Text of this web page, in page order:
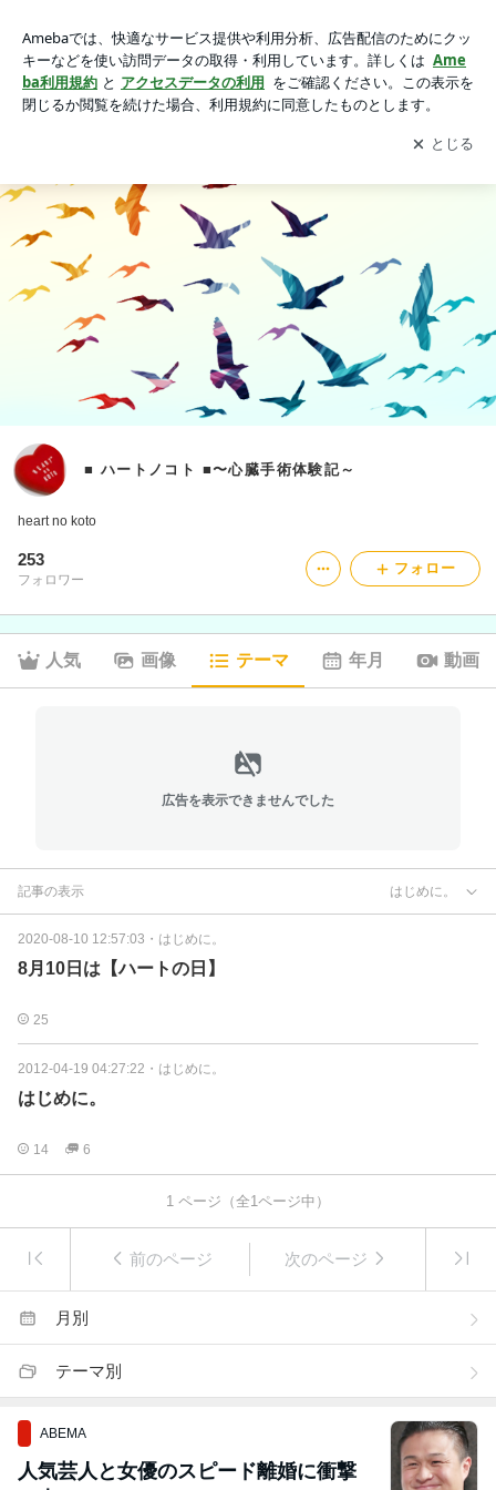
アプリをダウンロードして ブログの更新通知
を受け取りまし
ょう。
開く
■ ハートノコト ■〜心臓手術体験記～
heart no koto
253
フォロワー
フォロー
人気 画像 テーマ 年月 動画
広告を表示できませんでした
記事の表示 はじめに。
2020-08-10 12:57:03 ・ はじめに。
8月10日は【ハートの日】
25
2012-04-19 04:27:22 ・ はじめに。
はじめに。
14 6
1 ページ（全1ページ中）
前のページ 次のページ
月別
テーマ別
ABEMA
人気芸人と女優のスピード離婚に衝撃